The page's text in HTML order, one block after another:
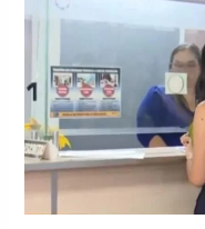
denuncia
en
la
compra
de
energía
eléctrica